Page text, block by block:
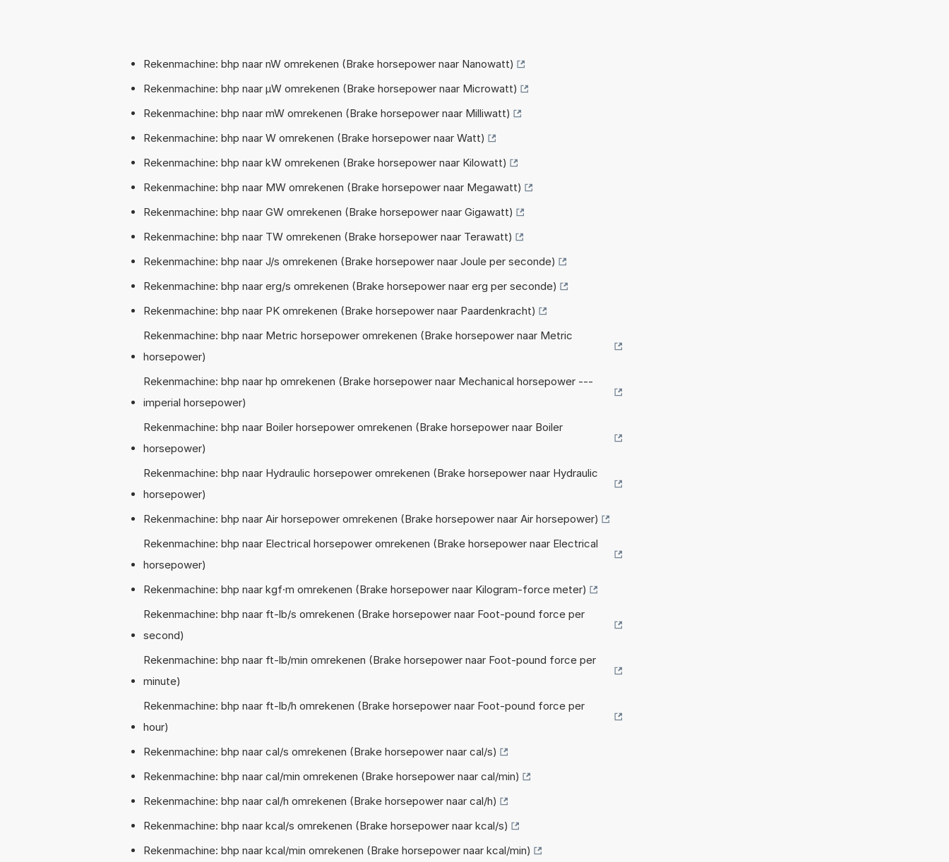
Rekenmachine: bhp naar nW omrekenen (Brake horsepower naar Nanowatt)
Rekenmachine: bhp naar µW omrekenen (Brake horsepower naar Microwatt)
Rekenmachine: bhp naar mW omrekenen (Brake horsepower naar Milliwatt)
Rekenmachine: bhp naar W omrekenen (Brake horsepower naar Watt)
Rekenmachine: bhp naar kW omrekenen (Brake horsepower naar Kilowatt)
Rekenmachine: bhp naar MW omrekenen (Brake horsepower naar Megawatt)
Rekenmachine: bhp naar GW omrekenen (Brake horsepower naar Gigawatt)
Rekenmachine: bhp naar TW omrekenen (Brake horsepower naar Terawatt)
Rekenmachine: bhp naar J/s omrekenen (Brake horsepower naar Joule per seconde)
Rekenmachine: bhp naar erg/s omrekenen (Brake horsepower naar erg per seconde)
Rekenmachine: bhp naar PK omrekenen (Brake horsepower naar Paardenkracht)
Rekenmachine: bhp naar Metric horsepower omrekenen (Brake horsepower naar Metric
horsepower)
Rekenmachine: bhp naar hp omrekenen (Brake horsepower naar Mechanical horsepower ---
imperial horsepower)
Rekenmachine: bhp naar Boiler horsepower omrekenen (Brake horsepower naar Boiler
horsepower)
Rekenmachine: bhp naar Hydraulic horsepower omrekenen (Brake horsepower naar Hydraulic
horsepower)
Rekenmachine: bhp naar Air horsepower omrekenen (Brake horsepower naar Air horsepower)
Rekenmachine: bhp naar Electrical horsepower omrekenen (Brake horsepower naar Electrical
horsepower)
Rekenmachine: bhp naar kgf·m omrekenen (Brake horsepower naar Kilogram-force meter)
Rekenmachine: bhp naar ft-lb/s omrekenen (Brake horsepower naar Foot-pound force per
second)
Rekenmachine: bhp naar ft-lb/min omrekenen (Brake horsepower naar Foot-pound force per
minute)
Rekenmachine: bhp naar ft-lb/h omrekenen (Brake horsepower naar Foot-pound force per
hour)
Rekenmachine: bhp naar cal/s omrekenen (Brake horsepower naar cal/s)
Rekenmachine: bhp naar cal/min omrekenen (Brake horsepower naar cal/min)
Rekenmachine: bhp naar cal/h omrekenen (Brake horsepower naar cal/h)
Rekenmachine: bhp naar kcal/s omrekenen (Brake horsepower naar kcal/s)
Rekenmachine: bhp naar kcal/min omrekenen (Brake horsepower naar kcal/min)